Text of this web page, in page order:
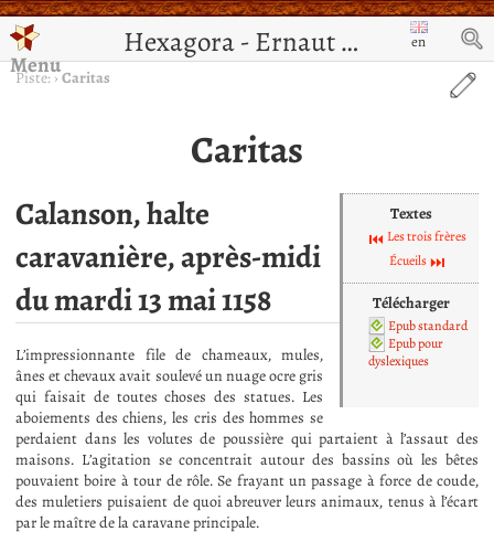
Hexagora - Ernaut de Jérusalem
Menu
en
Piste:›Caritas
Caritas
Textes
Les trois frères
Écueils
Télécharger
Epub standard
Epub pour
dyslexiques
Calanson, halte
caravanière, après-midi
du mardi 13 mai 1158
L’impressionnante file de chameaux, mules,
ânes et chevaux avait soulevé un nuage ocre gris
qui faisait de toutes choses des statues. Les
aboiements des chiens, les cris des hommes se
perdaient dans les volutes de poussière qui partaient à l’assaut des
maisons. L’agitation se concentrait autour des bassins où les bêtes
pouvaient boire à tour de rôle. Se frayant un passage à force de coude,
des muletiers puisaient de quoi abreuver leurs animaux, tenus à l’écart
par le maître de la caravane principale.